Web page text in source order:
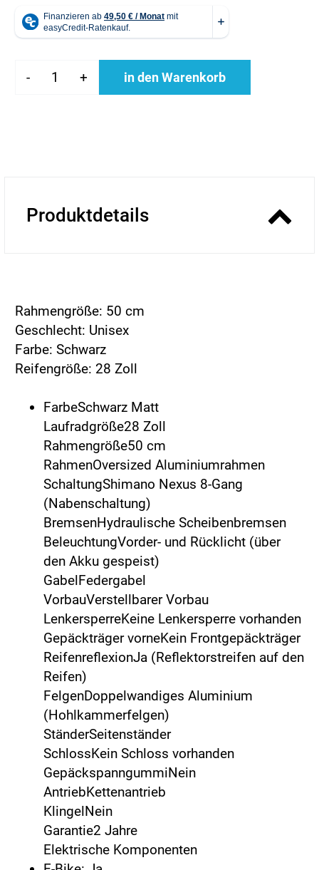
- + in den Warenkorb
Produktdetails
Rahmengröße: 50 cm
Geschlecht: Unisex
Farbe: Schwarz
Reifengröße: 28 Zoll
FarbeSchwarz Matt
Laufradgröße28 Zoll
Rahmengröße50 cm
RahmenOversized Aluminiumrahmen
SchaltungShimano Nexus 8-Gang
(Nabenschaltung)
BremsenHydraulische Scheibenbremsen
BeleuchtungVorder- und Rücklicht (über
den Akku gespeist)
GabelFedergabel
VorbauVerstellbarer Vorbau
LenkersperreKeine Lenkersperre vorhanden
Gepäckträger vorneKein Frontgepäckträger
ReifenreflexionJa (Reflektorstreifen auf den
Reifen)
FelgenDoppelwandiges Aluminium
(Hohlkammerfelgen)
StänderSeitenständer
SchlossKein Schloss vorhanden
GepäckspanngummiNein
AntriebKettenantrieb
KlingelNein
Garantie2 Jahre
Elektrische Komponenten